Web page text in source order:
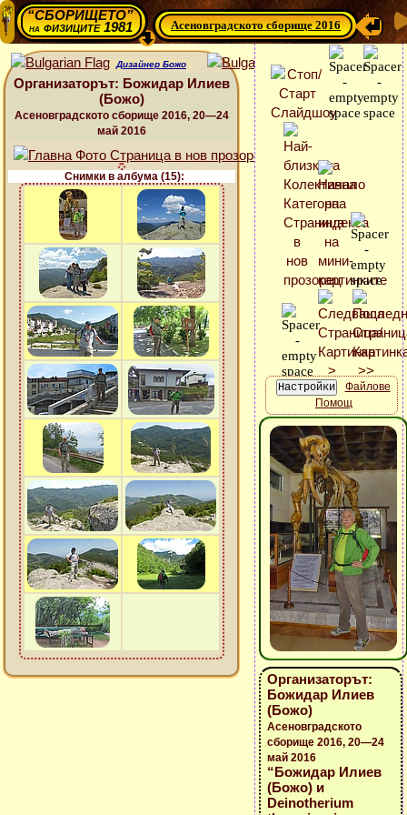
“СБОРИЩЕТО”
нафизиците 1981 Асеновградското сборище 2016
Дизайнер Божо
Организаторът: Божидар Илиев
(Божо)
Асеновградското сборище 2016, 20—24
май 2016
Снимки в албума (15):
Файлове
Помощ
Организаторът:
Божидар Илиев
(Божо)
Асеновградското
сборище 2016, 20—24
май 2016
“Божидар Илиев
(Божо) и
Deinotherium